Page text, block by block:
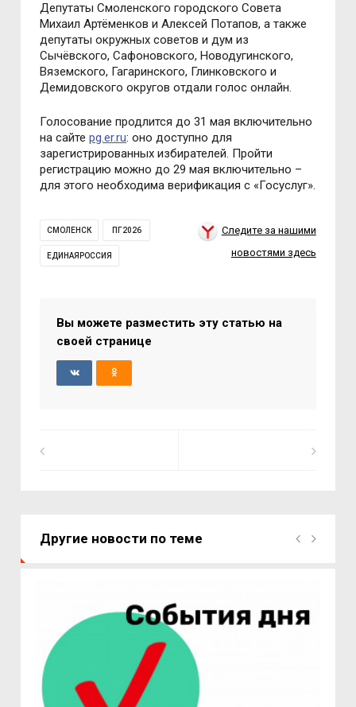
Депутаты Смоленского городского Совета
Михаил Артёменков и Алексей Потапов, а также
депутаты окружных советов и дум из
Сычёвского, Сафоновского, Новодугинского,
Вяземского, Гагаринского, Глинковского и
Демидовского округов отдали голос онлайн.
Голосование продлится до 31 мая включительно
на сайтеpg.er.ru: оно доступно для
зарегистрированных избирателей. Пройти
регистрацию можно до 29 мая включительно –
для этого необходима верификация с «Госуслуг».
СМОЛЕНСК ПГ2026
ЕДИНАЯРОССИЯ
Следите за нашими
новостями здесь
Вы можете разместить эту статью на
своей странице
Другие новости по теме